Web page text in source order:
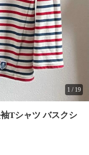
1 / 19
Tシャツ バスクシ